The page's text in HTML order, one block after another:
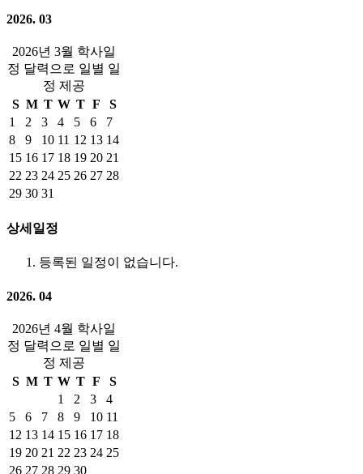
2026. 03
2026년 3월 학사일
정 달력으로 일별 일
정 제공
S M T W T F
S
1
2 3 4 5 6
7
8
9 10 11 12 13 14
15 16 17 18 19 20 21
22 23 24 25 26 27 28
29 30 31
상세일정
등록된 일정이 없습니다.
2026. 04
2026년 4월 학사일
정 달력으로 일별 일
정 제공
S M T W T F
S
1
2 3
4
5
6 7 8 9 10 11
12 13 14 15 16 17 18
19 20 21 22 23 24 25
26 27 28 29 30